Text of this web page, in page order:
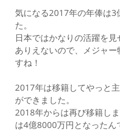
気になる2017年の年俸は3
た。
日本ではかなりの活躍を
ありえないので、メジャ
すね！
2017年は移籍してやっと
ができました。
2018年からは再び移籍し
は4億8000万円となったん